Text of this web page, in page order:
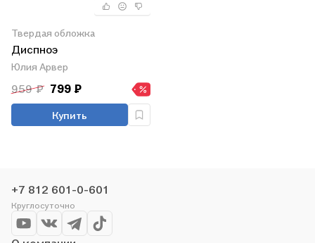
Твердая обложка
Диспноэ
Юлия Арвер
959 ₽ 799 ₽
Купить
+7 812 601-0-601
Круглосуточно